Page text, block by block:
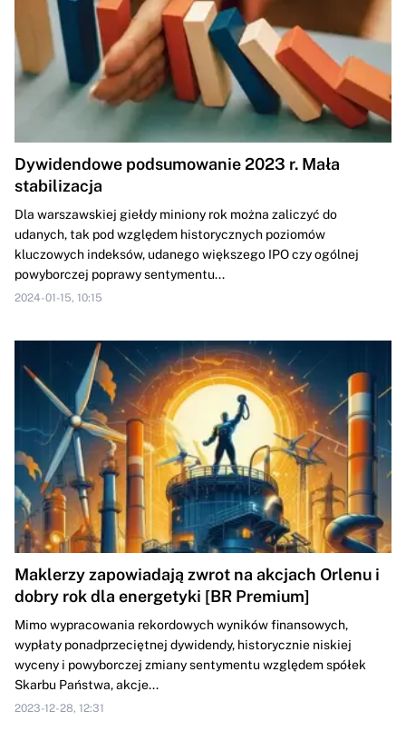
Dywidendowe podsumowanie 2023 r. Mała
stabilizacja
Dla warszawskiej giełdy miniony rok można zaliczyć do
udanych, tak pod względem historycznych poziomów
kluczowych indeksów, udanego większego IPO czy ogólnej
powyborczej poprawy sentymentu...
2024-01-15, 10:15
Maklerzy zapowiadają zwrot na akcjach Orlenu i
dobry rok dla energetyki [BR Premium]
Mimo wypracowania rekordowych wyników finansowych,
wypłaty ponadprzeciętnej dywidendy, historycznie niskiej
wyceny i powyborczej zmiany sentymentu względem spółek
Skarbu Państwa, akcje...
2023-12-28, 12:31